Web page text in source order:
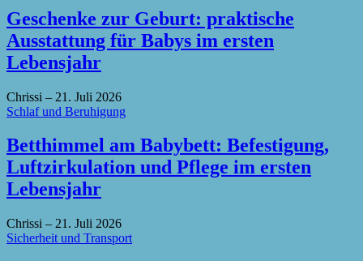
Geschenke zur Geburt: praktische
Ausstattung für Babys im ersten
Lebensjahr
Chrissi – 21. Juli 2026
Schlaf und Beruhigung
Betthimmel am Babybett: Befestigung,
Luftzirkulation und Pflege im ersten
Lebensjahr
Chrissi – 21. Juli 2026
Sicherheit und Transport